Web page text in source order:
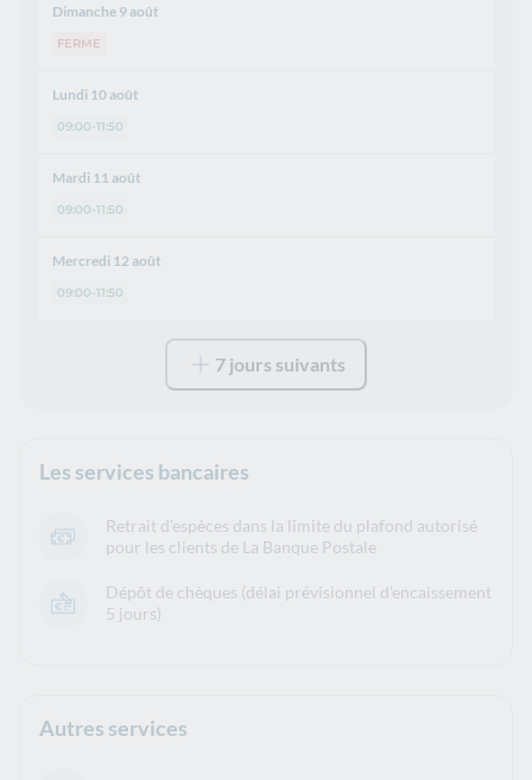
Dimanche 9 août
FERME
Lundi 10 août
09:00-11:50
Mardi 11 août
09:00-11:50
Mercredi 12 août
09:00-11:50
7 jours suivants
Les services bancaires
Retrait d'espèces dans la limite du plafond autorisé
pour les clients de La Banque Postale
Dépôt de chèques (délai prévisionnel d’encaissement
5 jours)
Autres services